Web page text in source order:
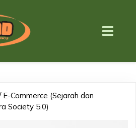
E-Commerce (Sejarah dan
Society 5.0)